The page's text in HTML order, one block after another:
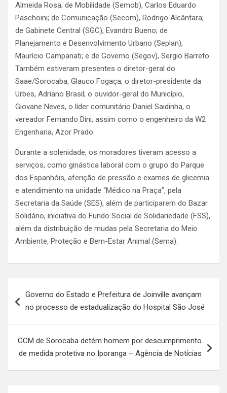
Almeida Rosa; de Mobilidade (Semob), Carlos Eduardo
Paschoini; de Comunicação (Secom), Rodrigo Alcântara;
de Gabinete Central (SGC), Evandro Bueno; de
Planejamento e Desenvolvimento Urbano (Seplan),
Maurício Campanati; e de Governo (Segov), Sergio Barreto.
Também estiveram presentes o diretor-geral do
Saae/Sorocaba, Glauco Fogaça; o diretor-presidente da
Urbes, Adriano Brasil; o ouvidor-geral do Município,
Giovane Neves, o líder comunitário Daniel Saidinha, o
vereador Fernando Dini, assim como o engenheiro da W2
Engenharia, Azor Prado.
Durante a solenidade, os moradores tiveram acesso a
serviços, como ginástica laboral com o grupo do Parque
dos Espanhóis, aferição de pressão e exames de glicemia
e atendimento na unidade “Médico na Praça”, pela
Secretaria da Saúde (SES), além de participarem do Bazar
Solidário, iniciativa do Fundo Social de Solidariedade (FSS),
além da distribuição de mudas pela Secretaria do Meio
Ambiente, Proteção e Bem-Estar Animal (Sema).
de
Governo do Estado e Prefeitura de Joinville avançam
no processo de estadualização do Hospital São José
GCM de Sorocaba detém homem por descumprimento
de medida protetiva no Iporanga – Agência de Notícias